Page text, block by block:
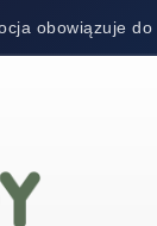
obowiązuje